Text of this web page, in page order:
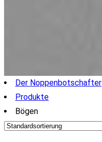
Der Noppenbotschafter
Produkte
Bögen